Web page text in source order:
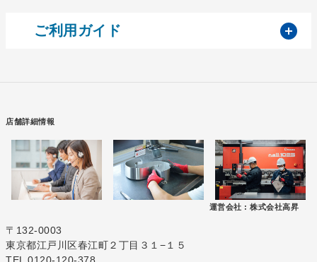
ご利用ガイド
店舗詳細情報
運営会社 : 株式会社高昇
〒132-0003
東京都江戸川区春江町２丁目３１−１５